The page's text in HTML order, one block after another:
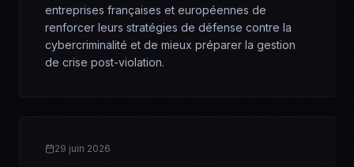
entreprises françaises et européennes de
renforcer leurs stratégies de défense contre la
cybercriminalité et de mieux préparer la gestion
de crise post-violation.
29 juin 2026